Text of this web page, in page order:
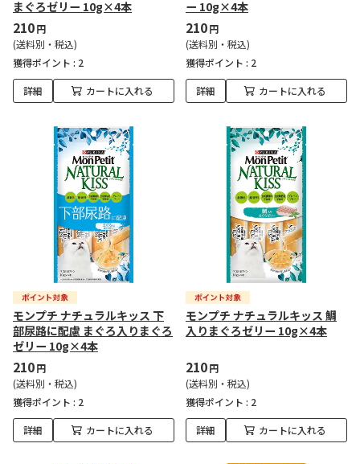
まぐろゼリー 10g×4本
210円
(送料別・税込)
獲得ポイント : 2
詳細 カートに入れる
ー 10g×4本
210円
(送料別・税込)
獲得ポイント : 2
詳細 カートに入れる
モンプチ ナチュラルキッス 下
部尿路に配慮 まぐろ入りまぐろ
ゼリー 10g×4本
210円
(送料別・税込)
獲得ポイント : 2
詳細 カートに入れる
モンプチ ナチュラルキッス 鯛
入りまぐろゼリー 10g×4本
210円
(送料別・税込)
獲得ポイント : 2
詳細 カートに入れる